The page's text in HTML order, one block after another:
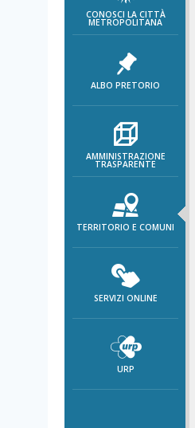
contenuto
Salta
area
banner
Salta
footer
CONOSCI LA CITTÀ
METROPOLITANA
ALBO PRETORIO
AMMINISTRAZIONE
TRASPARENTE
TERRITORIO E COMUNI
SERVIZI ONLINE
URP